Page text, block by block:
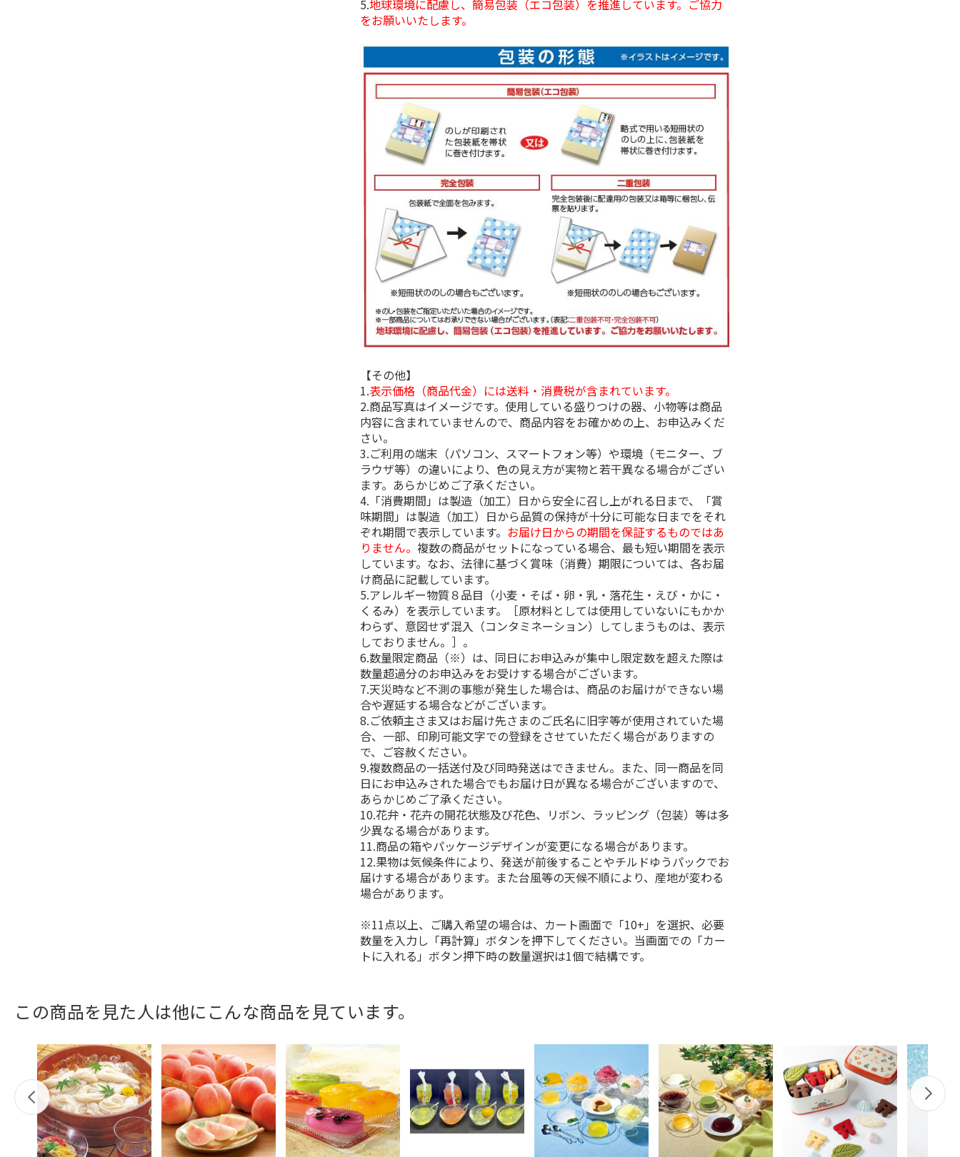
5.地球環境に配慮し、簡易包装（エコ包装）を推進しています。ご協力
をお願いいたします。
【その他】
1.表示価格（商品代金）には送料・消費税が含まれています。
2.商品写真はイメージです。使用している盛りつけの器、小物等は商品
内容に含まれていませんので、商品内容をお確かめの上、お申込みくだ
さい。
3.ご利用の端末（パソコン、スマートフォン等）や環境（モニター、ブ
ラウザ等）の違いにより、色の見え方が実物と若干異なる場合がござい
ます。あらかじめご了承ください。
4.「消費期間」は製造（加工）日から安全に召し上がれる日まで、「賞
味期間」は製造（加工）日から品質の保持が十分に可能な日までをそれ
ぞれ期間で表示しています。 お届け日からの期間を保証するものではあ
りません。複数の商品がセットになっている場合、最も短い期間を表示
しています。なお、法律に基づく賞味（消費）期限については、各お届
け商品に記載しています。
5.アレルギー物質８品目（小麦・そば・卵・乳・落花生・えび・かに・
くるみ）を表示しています。［原材料としては使用していないにもかか
わらず、意図せず混入（コンタミネーション）してしまうものは、表示
しておりません。］。
6.数量限定商品（※）は、同日にお申込みが集中し限定数を超えた際は
数量超過分のお申込みをお受けする場合がございます。
7.天災時など不測の事態が発生した場合は、商品のお届けができない場
合や遅延する場合などがございます。
8.ご依頼主さま又はお届け先さまのご氏名に旧字等が使用されていた場
合、一部、印刷可能文字での登録をさせていただく場合がありますの
で、ご容赦ください。
9.複数商品の一括送付及び同時発送はできません。また、同一商品を同
日にお申込みされた場合でもお届け日が異なる場合がございますので、
あらかじめご了承ください。
10.花弁・花卉の開花状態及び花色、リボン、ラッピング（包装）等は多
少異なる場合があります。
11.商品の箱やパッケージデザインが変更になる場合があります。
12.果物は気候条件により、発送が前後することやチルドゆうパックでお
届けする場合があります。また台風等の天候不順により、産地が変わる
場合があります。
※11点以上、ご購入希望の場合は、カート画面で「10+」を選択、必要
数量を入力し「再計算」ボタンを押下してください。当画面での「カー
トに入れる」ボタン押下時の数量選択は1個で結構です。
この商品を見た人は他にこんな商品を見ています。